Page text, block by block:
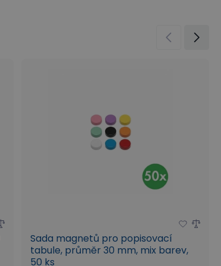
Sada magnetů pro popisovací
tabule, průměr 30 mm, mix barev,
50 ks